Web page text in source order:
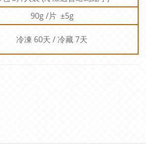
90g /片 ±5g
冷凍 60天 / 冷藏 7天